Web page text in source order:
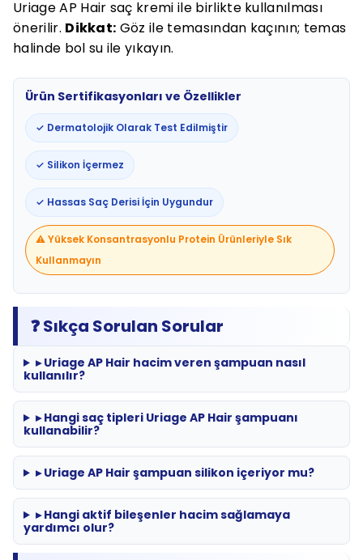
Uriage AP Hair saç kremi ile birlikte kullanılması
önerilir. Dikkat: Göz ile temasından kaçının; temas
halinde bol su ile yıkayın.
Ürün Sertifikasyonları ve Özellikler
✓ Dermatolojik Olarak Test Edilmiştir
✓ Silikon İçermez
✓ Hassas Saç Derisi İçin Uygundur
⚠️ Yüksek Konsantrasyonlu Protein Ürünleriyle Sık
Kullanmayın
❓ Sıkça Sorulan Sorular
▸ Uriage AP Hair hacim veren şampuan nasıl
kullanılır?
▸ Hangi saç tipleri Uriage AP Hair şampuanı
kullanabilir?
▸ Uriage AP Hair şampuan silikon içeriyor mu?
▸ Hangi aktif bileşenler hacim sağlamaya
yardımcı olur?